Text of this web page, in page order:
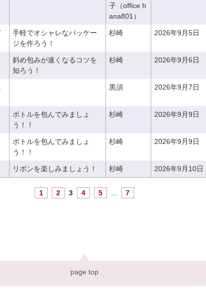
子（office h
ana801）
手軽でオシャレなパッケー
ジを作ろう！
杉崎 2026年9月5日
斜め包みが速くなるコツを
知ろう！
杉崎 2026年9月6日
黒須 2026年9月7日
ボトルを包んでみましょ
う！！
杉崎 2026年9月9日
ボトルを包んでみましょ
う！！
杉崎 2026年9月9日
リボンを楽しみましょう！ 杉崎 2026年9月10日
1 2 3 4 5 7
page top